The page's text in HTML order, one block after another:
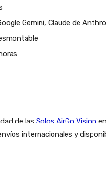
Gemini, Claude de
de las Solos AirGo Vision
internacionales y